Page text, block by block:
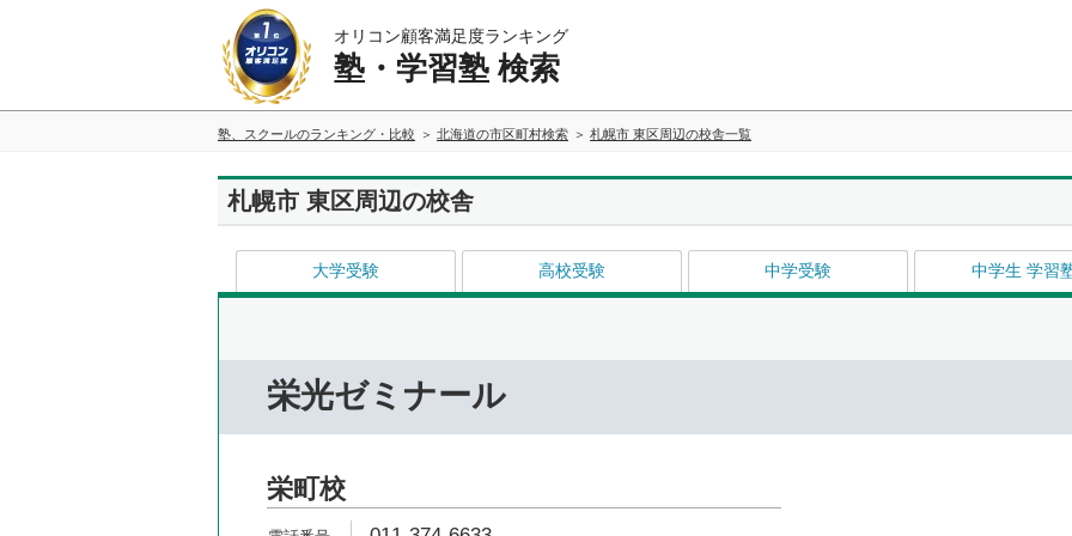
オリコン顧客満足度ランキング
塾・学習塾 検索
塾、スクールのランキング・比較 北海道の市区町村検索 札幌市 東区周辺の校舎一覧
札幌市 東区周辺の校舎
大学受験 高校受験 中学受験 中学生 学習
栄光ゼミナール
栄町校